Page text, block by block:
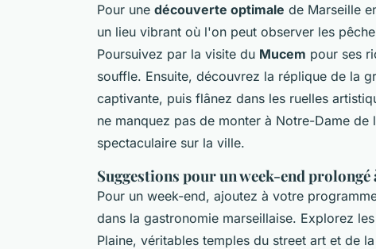
Pour une découverte optimale de Marseille
un lieu vibrant où l'on peut observer les
Poursuivez par la visite du Mucem pour ses
souffle. Ensuite, découvrez la réplique de la
captivante, puis flânez dans les ruelles
ne manquez pas de monter à Notre-Dame
spectaculaire sur la ville.
Suggestions pour un week-end
Pour un week-end, ajoutez à votre
dans la gastronomie marseillaise. Explorez
Plaine, véritables temples du street art et de